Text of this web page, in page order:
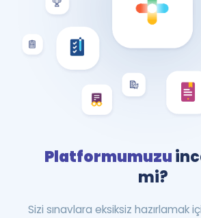
Platformumuzu
mi?
Sizi sınavlara eksiksiz hazırlamak